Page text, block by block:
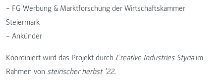
– FG Werbung & Marktforschung der Wirtschaftskammer
Steiermark
– Ankünder
Koordiniert wird das Projekt durch Creative Industries Styriaim
Rahmen von steirischer herbst ’22.